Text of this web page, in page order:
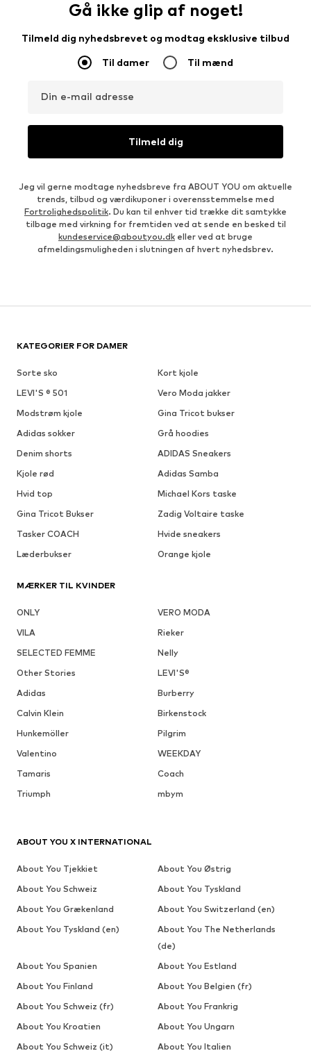
Gå ikke glip af noget!
Tilmeld dig nyhedsbrevet og modtag eksklusive tilbud
Til damer Til mænd
Din e-mail adresse
Tilmeld dig
Jeg vil gerne modtage nyhedsbreve fra ABOUT YOU om aktuelle
trends, tilbud og værdikuponer i overensstemmelse med
Fortrolighedspolitik. Du kan til enhver tid trække dit samtykke
tilbage med virkning for fremtiden ved at sende en besked til
kundeservice@aboutyou.dk eller ved at bruge
afmeldingsmuligheden i slutningen af hvert nyhedsbrev.
KATEGORIER FOR DAMER
Sorte sko
Kort kjole
LEVI'S ® 501
Vero Moda jakker
Modstrøm kjole
Gina Tricot bukser
Adidas sokker
Grå hoodies
Denim shorts
ADIDAS Sneakers
Kjole rød
Adidas Samba
Hvid top
Michael Kors taske
Gina Tricot Bukser
Zadig Voltaire taske
Tasker COACH
Hvide sneakers
Læderbukser
Orange kjole
MÆRKER TIL KVINDER
ONLY
VERO MODA
VILA
Rieker
SELECTED FEMME
Nelly
Other Stories
LEVI'S®
Adidas
Burberry
Calvin Klein
Birkenstock
Hunkemöller
Pilgrim
Valentino
WEEKDAY
Tamaris
Coach
Triumph
mbym
ABOUT YOU X INTERNATIONAL
About You Tjekkiet
About You Østrig
About You Schweiz
About You Tyskland
About You Grækenland
About You Switzerland (en)
About You Tyskland (en)
About You The Netherlands
(de)
About You Spanien
About You Estland
About You Finland
About You Belgien (fr)
About You Schweiz (fr)
About You Frankrig
About You Kroatien
About You Ungarn
About You Schweiz (it)
About You Italien